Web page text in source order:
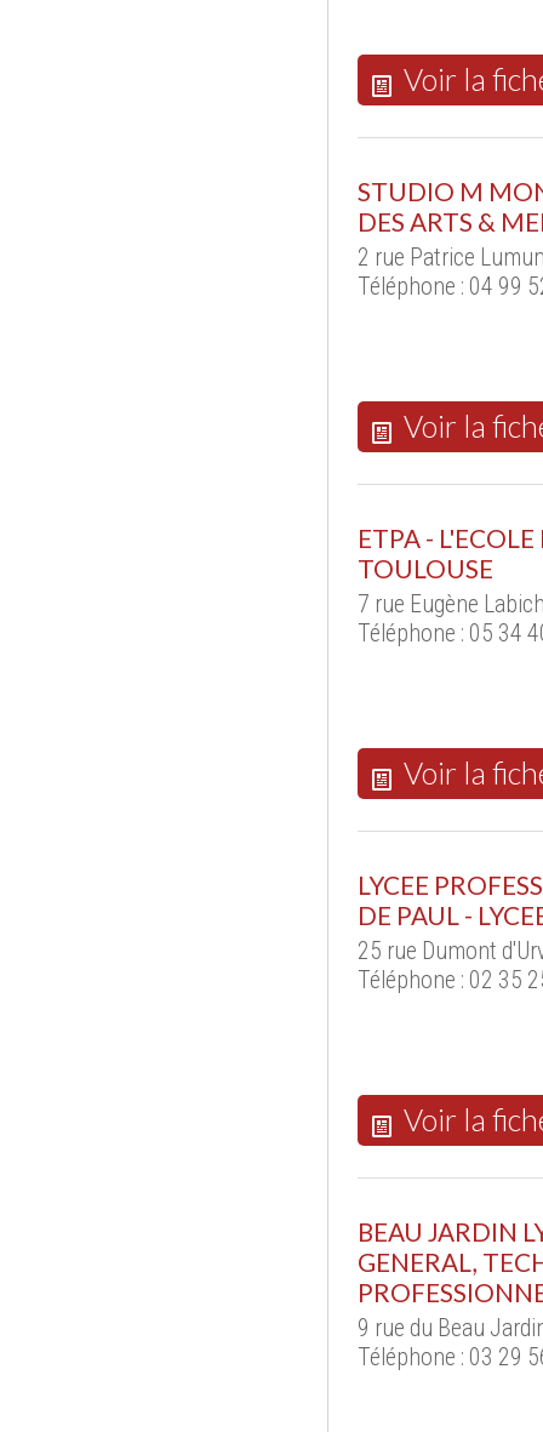
Voir la
STUDIO M
DES ARTS &
2 rue Patrice
Téléphone : 04 99
Voir la
ETPA -
TOULOUSE
7 rue Eugène
Téléphone : 05 34
Voir la
LYCEE
DE PAUL -
25 rue Dumont
Téléphone : 02 35
Voir la
BEAU JARDIN
GENERAL,
9 rue du Beau
Téléphone : 03 29